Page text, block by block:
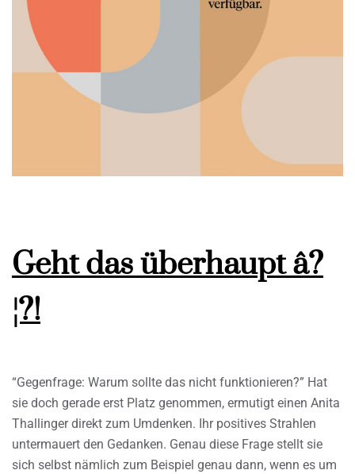
Geht das überhaupt â?
¦?!
“Gegenfrage: Warum sollte das nicht funktionieren?” Hat
sie doch gerade erst Platz genommen, ermutigt einen Anita
Thallinger direkt zum Umdenken. Ihr positives Strahlen
untermauert den Gedanken. Genau diese Frage stellt sie
sich selbst nämlich zum Beispiel genau dann, wenn es um